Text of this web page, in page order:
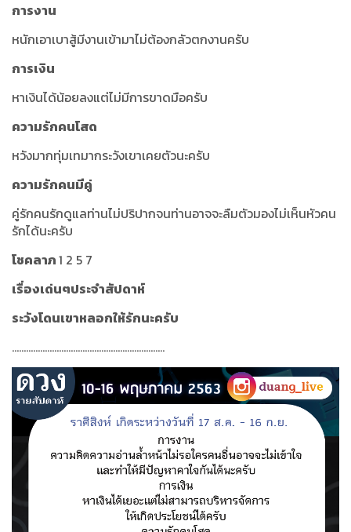
การงาน
หนักเอาเบาสู้มีงานเข้ามาไม่ต้องกลัวตกงานครับ
การเงิน
หาเงินได้น้อยลงแต่ไม่มีการขาดมือครับ
ความรักคนโสด
หวังมากทุ่มเทมากระวังเขาเคยตัวนะครับ
ความรักคนมีคู่
คู่รักคนรักดูแลท่านไม่ปริปากจนท่านอาจจะลืมตัวมองไม่เห็นหัวคน
รักได้นะครับ
โชคลาภ1 2 5 7
เรื่องเด่นๆประจำสัปดาห์
ระวังโดนเขาหลอกให้รักนะครับ
.................................................................